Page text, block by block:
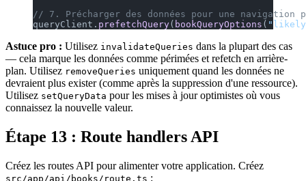
// 7. Précharger des données pour une navigation
queryClient. prefetchQuery( bookQueryOptions (
Astuce pro : Utilisez invalidateQueries dans la plupart des cas
— cela marque les données comme périmées et refetch en arrière-
plan. Utilisez removeQueries uniquement quand les données ne
devraient plus exister (comme après la suppression d'une ressource).
Utilisez setQueryData pour les mises à jour optimistes où vous
connaissez la nouvelle valeur.
Étape 13 : Route handlers API
Créez les routes API pour alimenter votre application. Créez
src/app/api/books/route.ts :